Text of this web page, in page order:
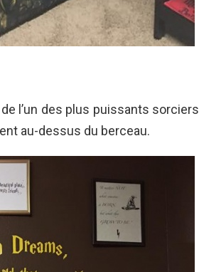
l’un des plus puissants sorciers
au-dessus du berceau.